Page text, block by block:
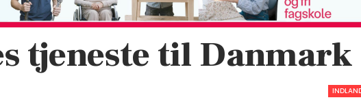
tjeneste til Danmark